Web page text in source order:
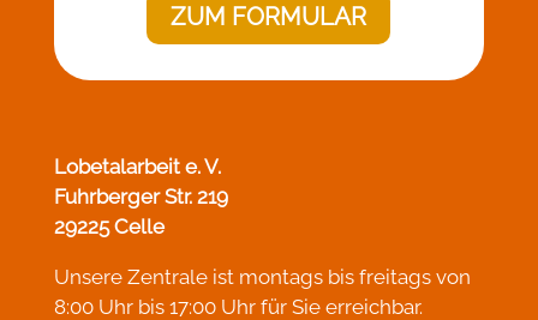
ZUM FORMULAR
Lobetalarbeit e. V.
Fuhrberger Str. 219
29225 Celle
Unsere Zentrale ist montags bis freitags von
8:00 Uhr bis 17:00 Uhr für Sie erreichbar.